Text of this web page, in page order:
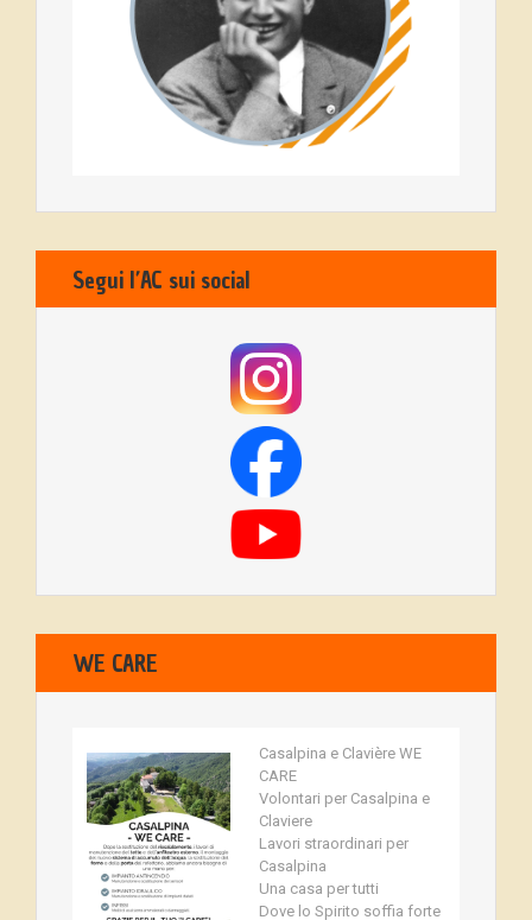
Segui l’AC sui social
WE CARE
Casalpina e Clavière WE
CARE
Volontari per Casalpina e
Claviere
Lavori straordinari per
Casalpina
Una casa per tutti
Dove lo Spirito soffia forte